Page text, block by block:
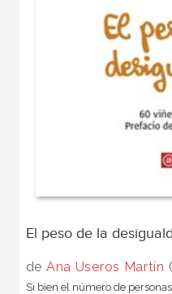
El peso de la
de Ana Useros Martín
Si bien el número de